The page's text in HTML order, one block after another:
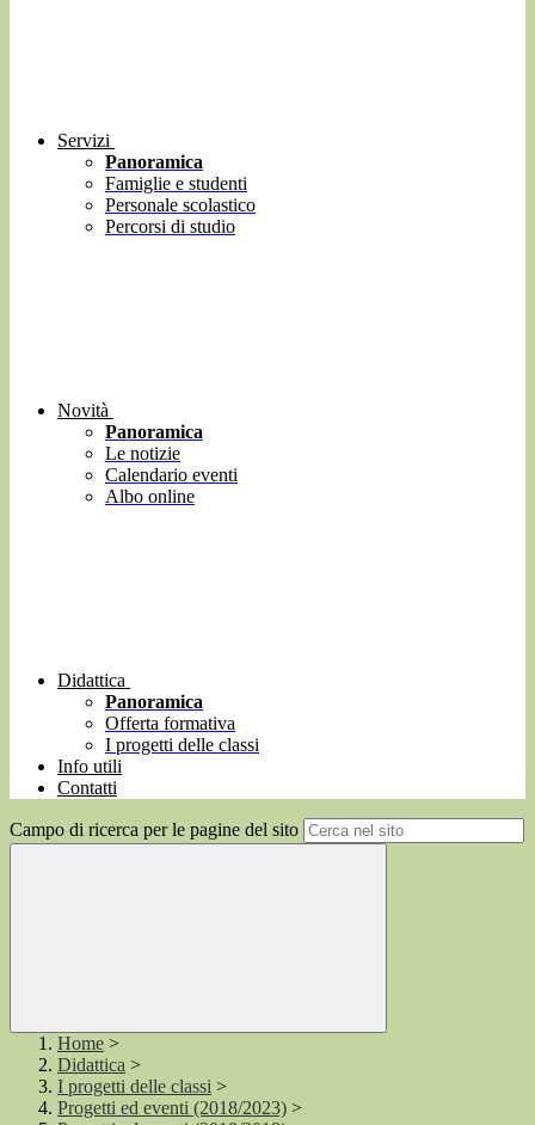
Servizi
Panoramica
Famiglie e studenti
Personale scolastico
Percorsi di studio
Novità
Panoramica
Le notizie
Calendario eventi
Albo online
Didattica
Panoramica
Offerta formativa
I progetti delle classi
Info utili
Contatti
Campo di ricerca per le pagine del sito
Home >
Didattica >
I progetti delle classi >
Progetti ed eventi (2018/2023) >